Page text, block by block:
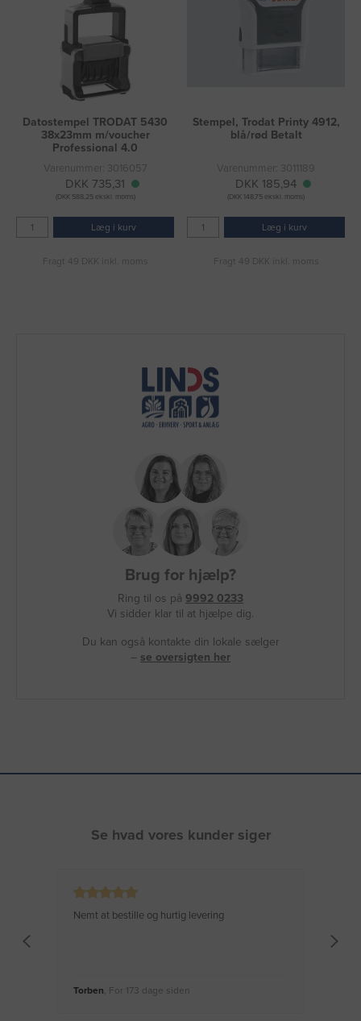
Datostempel TRODAT 5430
38x23mm m/voucher
Professional 4.0
Varenummer: 3016057
DKK 735,31
(DKK 588,25 ekskl. moms)
Læg i kurv
Fragt 49 DKK inkl. moms
Stempel, Trodat Printy 4912,
blå/rød Betalt
Varenummer: 3011189
DKK 185,94
(DKK 148,75 ekskl. moms)
Læg i kurv
Fragt 49 DKK inkl. moms
Brug for hjælp?
Ring til os på 9992 0233
Vi sidder klar til at hjælpe dig.
Du kan også kontakte din lokale sælger
– se oversigten her
Se hvad vores kunder siger
Nemt at bestille og hurtig levering
Torben, For 173 dage siden